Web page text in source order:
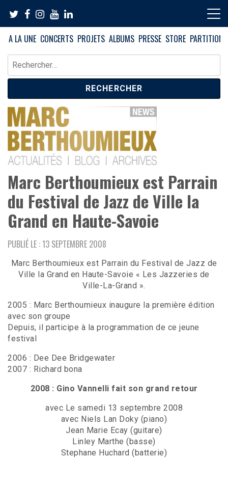
content
A LA UNE CONCERTS PROJETS ALBUMS PRESSE STORE PARTITIONS
Rechercher :
Blog Marc Berthoumieux
Marc Berthoumieux est Parrain
du Festival de Jazz de Ville la
Grand en Haute-Savoie
PUBLIÉ LE : 13 SEPTEMBRE 2008
Marc Berthoumieux est Parrain du Festival de Jazz de
Ville la Grand en Haute-Savoie « Les Jazzeries de
Ville-La-Grand ».
2005 : Marc Berthoumieux inaugure la première édition
avec son groupe
Depuis, il participe à la programmation de ce jeune
festival
2006 : Dee Dee Bridgewater
2007 : Richard bona
2008 : Gino Vannelli fait son grand retour
avec Le samedi 13 septembre 2008
avec Niels Lan Doky (piano)
Jean Marie Ecay (guitare)
Linley Marthe (basse)
Stephane Huchard (batterie)